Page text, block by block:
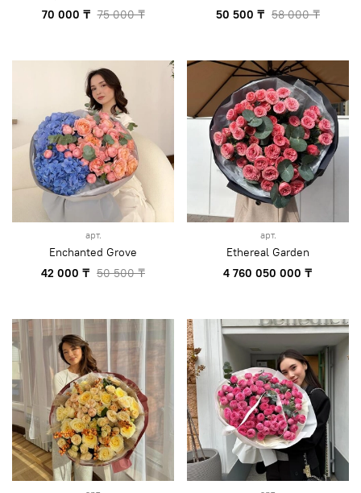
70 000 ₸ 75 000 ₸
50 500 ₸ 58 000 ₸
арт.
Enchanted Grove
42 000 ₸ 50 500 ₸
арт.
Ethereal Garden
4 760 050 000 ₸